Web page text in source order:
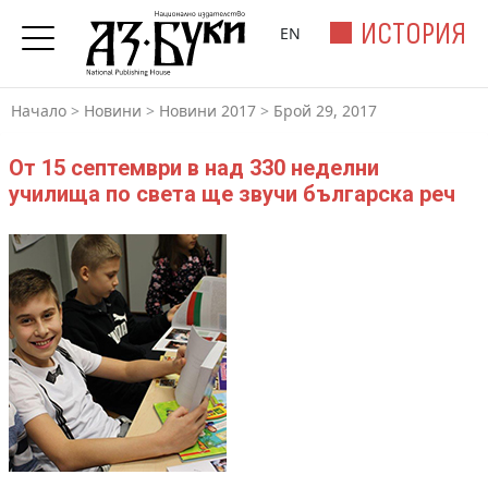
ИСТОРИЯ
EN
Начало > Новини > Новини 2017 > Брой 29, 2017
От 15 септември в над 330 неделни
училища по света ще звучи българска реч